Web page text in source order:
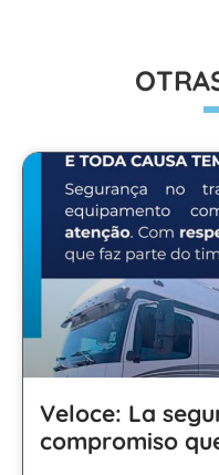
Veloce: La
compromiso